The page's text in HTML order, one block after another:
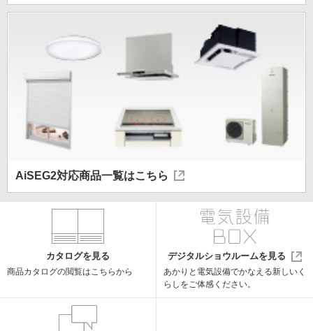
AiSEG2対応商品一覧はこちら
カタログを見る
商品カタログの閲覧はこちらから
デジタルショウルームを見る
あかりと電気設備でかなえる新しいく
らしをご体感ください。